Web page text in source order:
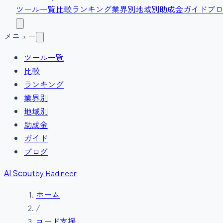
ツール一覧比較ランキング業界別地域別助成金ガイドブ
メニュー
ツール一覧
比較
ランキング
業界別
地域別
助成金
ガイド
ブログ
AI Scoutby Radineer
ホーム
/